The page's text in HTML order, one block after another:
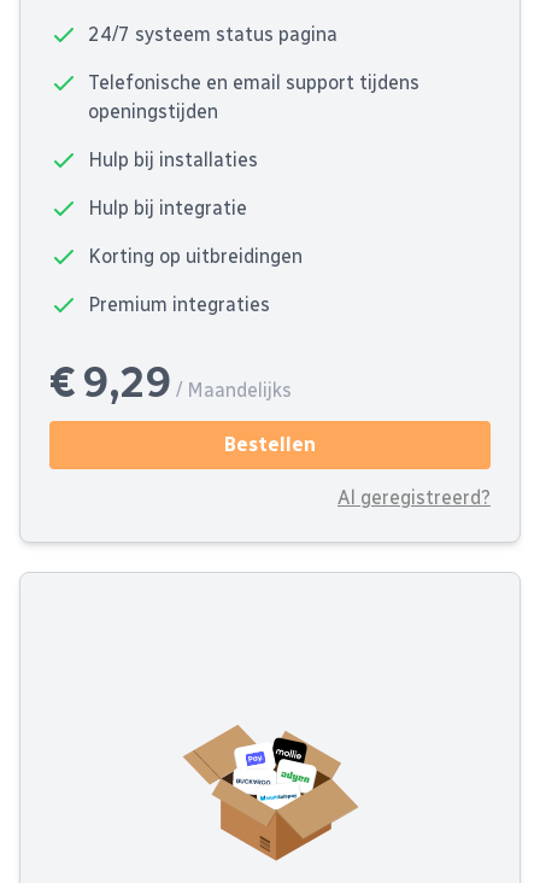
24/7 systeem status pagina
Telefonische en email support tijdens
openingstijden
Hulp bij installaties
Hulp bij integratie
Korting op uitbreidingen
Premium integraties
€ 9,29 / Maandelijks
Bestellen
Al geregistreerd?